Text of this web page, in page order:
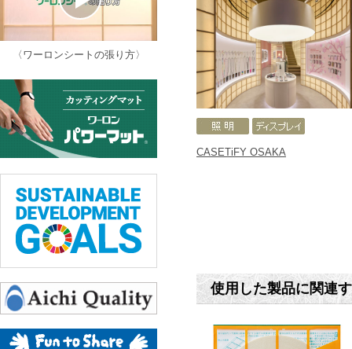
CASETiFY OSAKA
使用した製品に関連
〈ワーロンシートの張り方〉